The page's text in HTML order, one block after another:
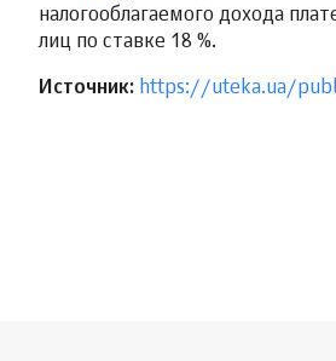
налогооблагаемого дохода
лиц по ставке 18 %.
Источник: https://uteka.ua/